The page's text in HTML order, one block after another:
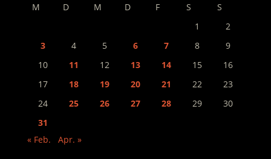
M D M D F S
S
1
2
3
4 5 6 7 8
9
10
11 12 13 14 15
16
17
18 19 20 21 22
23
24
25 26 27 28 29
30
31
« Feb.
Apr. »